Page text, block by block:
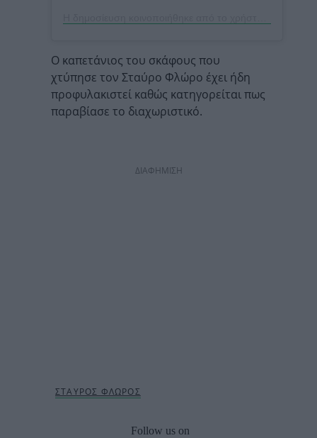
Ο καπετάνιος του σκάφους που
χτύπησε τον Σταύρο Φλώρο έχει ήδη
προφυλακιστεί καθώς κατηγορείται πως
παραβίασε το διαχωριστικό.
ΔΙΑΦΗΜΙΣΗ
Follow us on